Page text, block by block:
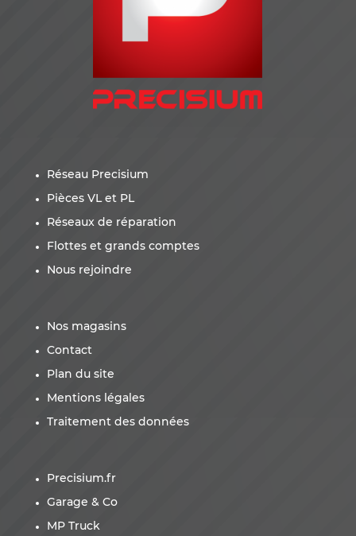
Réseau Precisium
Pièces VL et PL
Réseaux de réparation
Flottes et grands comptes
Nous rejoindre
Nos magasins
Contact
Plan du site
Mentions légales
Traitement des données
Precisium.fr
Garage & Co
MP Truck